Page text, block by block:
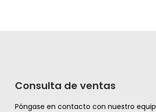
Consulta de ventas
Póngase en contacto con nuestro